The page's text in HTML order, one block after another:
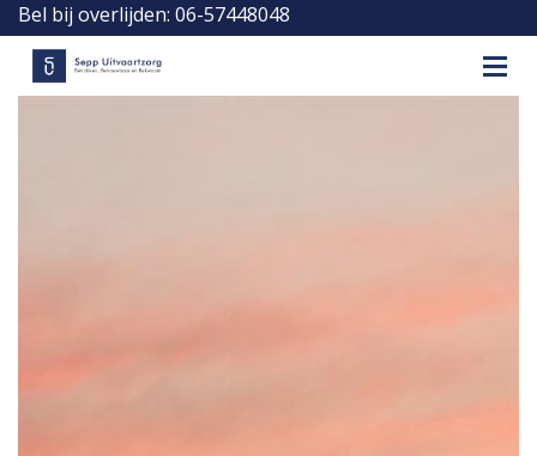
Bel bij overlijden: 06-57448048
Dag en nacht bereikbaar